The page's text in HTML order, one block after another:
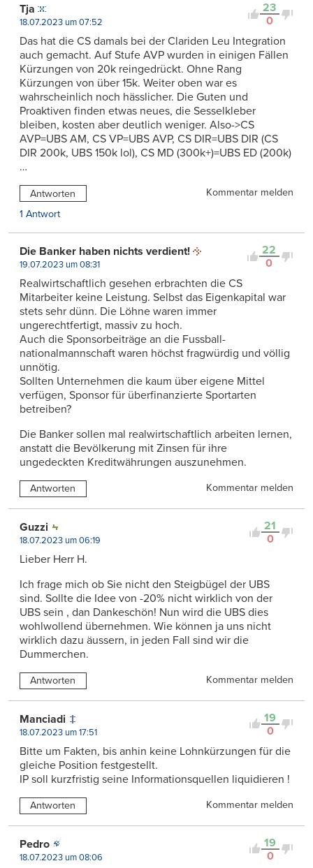
23
0
Tja
18.07.2023 um 07:52
Das hat die CS damals bei der Clariden Leu Integration
auch gemacht. Auf Stufe AVP wurden in einigen Fällen
Kürzungen von 20k reingedrückt. Ohne Rang
Kürzungen von über 15k. Weiter oben war es
wahrscheinlich noch hässlicher. Die Guten und
Proaktiven finden etwas neues, die Sesselkleber
bleiben, kosten aber deutlich weniger. Also->CS
AVP=UBS AM, CS VP=UBS AVP, CS DIR=UBS DIR (CS
DIR 200k, UBS 150k lol), CS MD (300k+)=UBS ED (200k)
…
Antworten
Kommentar melden
1 Antwort
22
0
Die Banker haben nichts verdient!
19.07.2023 um 08:31
Realwirtschaftlich gesehen erbrachten die CS
Mitarbeiter keine Leistung. Selbst das Eigenkapital war
stets sehr dünn. Die Löhne waren immer
ungerechtfertigt, massiv zu hoch.
Auch die Sponsorbeiträge an die Fussball-
nationalmannschaft waren höchst fragwürdig und völlig
unnötig.
Sollten Unternehmen die kaum über eigene Mittel
verfügen, Sponsor für überfinanzierte Sportarten
betreiben?
Die Banker sollen mal realwirtschaftlich arbeiten lernen,
anstatt die Bevölkerung mit Zinsen für ihre
ungedeckten Kreditwährungen auszunehmen.
Antworten Kommentar melden
21
0
Guzzi
18.07.2023 um 06:19
Lieber Herr H.
Ich frage mich ob Sie nicht den Steigbügel der UBS
sind. Sollte die Idee von -20% nicht wirklich von der
UBS sein , dan Dankeschön! Nun wird die UBS dies
wohlwollend übernehmen. Wie können ja uns nicht
wirklich dazu äussern, in jeden Fall sind wir die
Dummerchen.
Antworten Kommentar melden
19
0
Manciadi
18.07.2023 um 17:51
Bitte um Fakten, bis anhin keine Lohnkürzungen für die
gleiche Position festgestellt.
IP soll kurzfristig seine Informationsquellen liquidieren !
Antworten Kommentar melden
19
0
Pedro
18.07.2023 um 08:06